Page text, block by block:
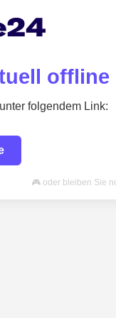
offline
folgendem Link:
🎮 oder bleiben Sie